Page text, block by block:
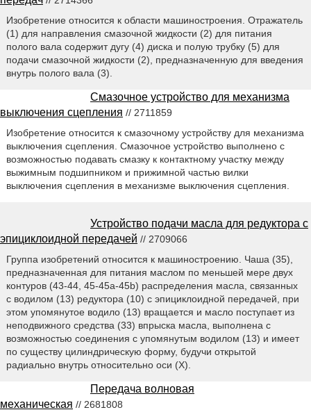
Изобретение относится к области машиностроения. Отражатель
(1) для направления смазочной жидкости (2) для питания
полого вала содержит дугу (4) диска и полую трубку (5) для
подачи смазочной жидкости (2), предназначенную для введения
внутрь полого вала (3).
Смазочное устройство для механизма
выключения сцепления // 2711859
Изобретение относится к смазочному устройству для механизма
выключения сцепления. Смазочное устройство выполнено с
возможностью подавать смазку к контактному участку между
выжимным подшипником и прижимной частью вилки
выключения сцепления в механизме выключения сцепления.
Устройство подачи масла для редуктора с
эпициклоидной передачей // 2709066
Группа изобретений относится к машиностроению. Чаша (35),
предназначенная для питания маслом по меньшей мере двух
контуров (43-44, 45-45а-45b) распределения масла, связанных
с водилом (13) редуктора (10) с эпициклоидной передачей, при
этом упомянутое водило (13) вращается и масло поступает из
неподвижного средства (33) впрыска масла, выполнена с
возможностью соединения с упомянутым водилом (13) и имеет
по существу цилиндрическую форму, будучи открытой
радиально внутрь относительно оси (Х).
Передача волновая
механическая // 2681808